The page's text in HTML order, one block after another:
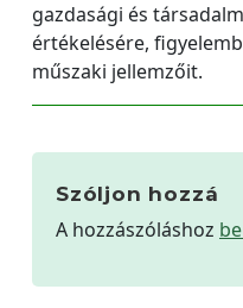
gazdasági és
értékelésére,
műszaki jellemzőit.
Szóljon hozzá
A hozzászóláshoz